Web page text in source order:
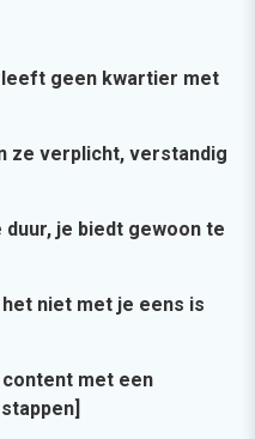
geen kwartier met
ze verplicht, verstandig
je biedt gewoon te
niet met je eens is
met een